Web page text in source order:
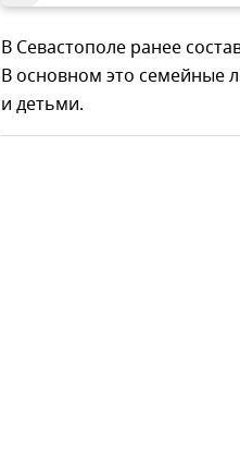
В Севастополе ранее
В основном это семейные
и детьми.